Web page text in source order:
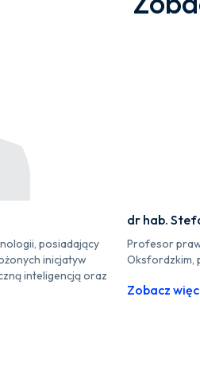
posiadający
inicjatyw
inteligencją oraz
dr hab.
Profesor
Oksfordzkim,
Zobacz